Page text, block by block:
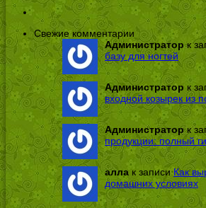
Свежие комментарии
Администраторк
базу для ногтей
Администратор к
входной козырек из
Администраторк
продукции: полный
алла к записиКак
домашних условиях